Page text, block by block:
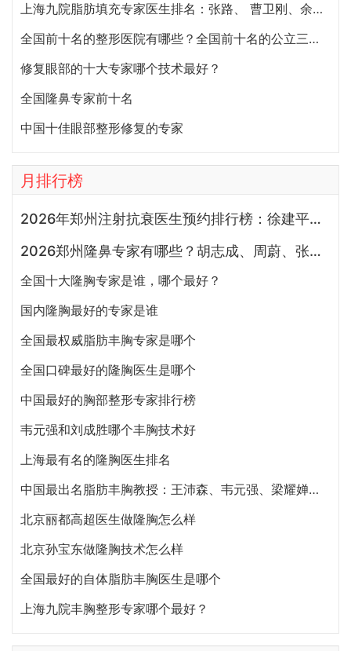
上海九院脂肪填充专家医生排名：张路、 曹卫刚、余力（简介、案例、预约）
全国前十名的整形医院有哪些？全国前十名的公立三甲整形医院排名大全
修复眼部的十大专家哪个技术最好？
全国隆鼻专家前十名
中国十佳眼部整形修复的专家
月排行榜
2026年郑州注射抗衰医生预约排行榜：徐建平、张歌、赵永华、张婉霞、王妍芝、唐喜、李娟、朱怡梦哪个好？
2026郑州隆鼻专家有哪些？胡志成、周蔚、张海洋、王启立、张鹏、李冰谁做鼻子更好？
全国十大隆胸专家是谁，哪个最好？
国内隆胸最好的专家是谁
全国最权威脂肪丰胸专家是哪个
全国口碑最好的隆胸医生是哪个
中国最好的胸部整形专家排行榜
韦元强和刘成胜哪个丰胸技术好
上海最有名的隆胸医生排名
中国最出名脂肪丰胸教授：王沛森、韦元强、梁耀婵、侯泽民
北京丽都高超医生做隆胸怎么样
北京孙宝东做隆胸技术怎么样
全国最好的自体脂肪丰胸医生是哪个
上海九院丰胸整形专家哪个最好？